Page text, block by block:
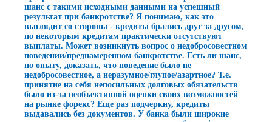
шанс с такими исходными данными на успешный
результат при банкротстве? Я понимаю, как это
выглядит со стороны - кредиты брались друг за другом,
по некоторым кредитам практически отсутствуют
выплаты. Может возникнуть вопрос о недобросовестном
поведении/преднамеренном банкротстве. Есть ли шанс,
по опыту, доказать, что поведение было не
недобросовестное, а неразумное/глупое/азартное? Т.е.
принятие на себя непосильных долговых обязательств
было из-за необъективной оценки своих возможностей
на рынке форекс? Еще раз подчеркну, кредиты
выдавались без документов. У банка были широкие